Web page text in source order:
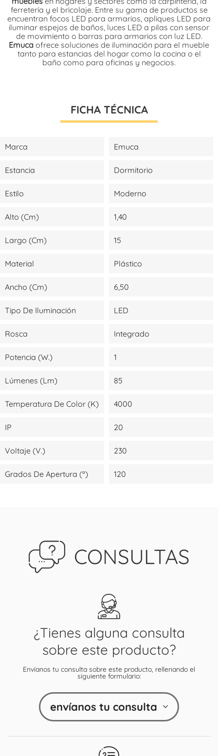
ferretería y el bricolaje. Entre su gama de productos se
encuentran focos LED para armarios, apliques LED para
iluminar espejos de baños, luces LED a pilas con sensor
de movimiento o barras para armarios con luz LED.
Emuca ofrece soluciones de iluminación para el mueble
tanto para estancias del hogar como la cocina o el
baño como para oficinas y negocios.
FICHA TÉCNICA
Marca Emuca
Estancia Dormitorio
Estilo Moderno
Alto (cm) 1,40
Largo (cm) 15
Material Plástico
Ancho (cm) 6,50
Tipo De Iluminación LED
Rosca Integrado
Potencia (W.) 1
Lúmenes (lm) 85
Temperatura De Color (K) 4000
IP 20
Voltaje (V.) 230
Grados De Apertura (º) 120
CONSULTAS
¿Tienes alguna consulta
sobre este producto?
Envíanos tu consulta sobre este producto, rellenando el
siguiente formulario:
envíanos tu consulta